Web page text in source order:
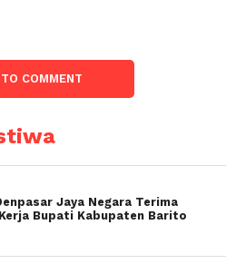
COMMENT
Jaya Negara Terima
Bupati Kabupaten Barito